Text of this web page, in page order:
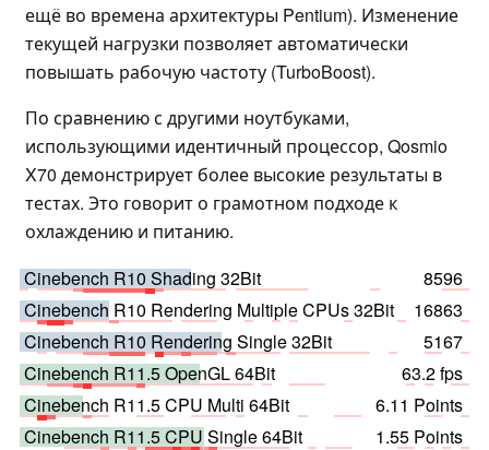
ещё во времена архитектуры Pentium). Изменение
текущей нагрузки позволяет автоматически
повышать рабочую частоту (TurboBoost).
По сравнению с другими ноутбуками,
использующими идентичный процессор, Qosmio
X70 демонстрирует более высокие результаты в
тестах. Это говорит о грамотном подходе к
охлаждению и питанию.
Cinebench R10 Shading 32Bit
8596
Cinebench R10 Rendering Multiple CPUs 32Bit
16863
Cinebench R10 Rendering Single 32Bit
5167
Cinebench R11.5 OpenGL 64Bit
63.2 fps
Cinebench R11.5 CPU Multi 64Bit
6.11 Points
Cinebench R11.5 CPU Single 64Bit
1.55 Points